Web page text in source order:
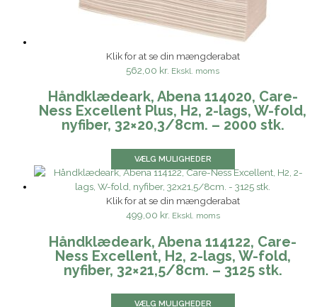
Klik for at se din mængderabat
562,00 kr. Ekskl. moms
Håndklædeark, Abena 114020, Care-
Ness Excellent Plus, H2, 2-lags, W-fold,
nyfiber, 32×20,3/8cm. – 2000 stk.
VÆLG MULIGHEDER
Klik for at se din mængderabat
499,00 kr. Ekskl. moms
Håndklædeark, Abena 114122, Care-
Ness Excellent, H2, 2-lags, W-fold,
nyfiber, 32×21,5/8cm. – 3125 stk.
VÆLG MULIGHEDER